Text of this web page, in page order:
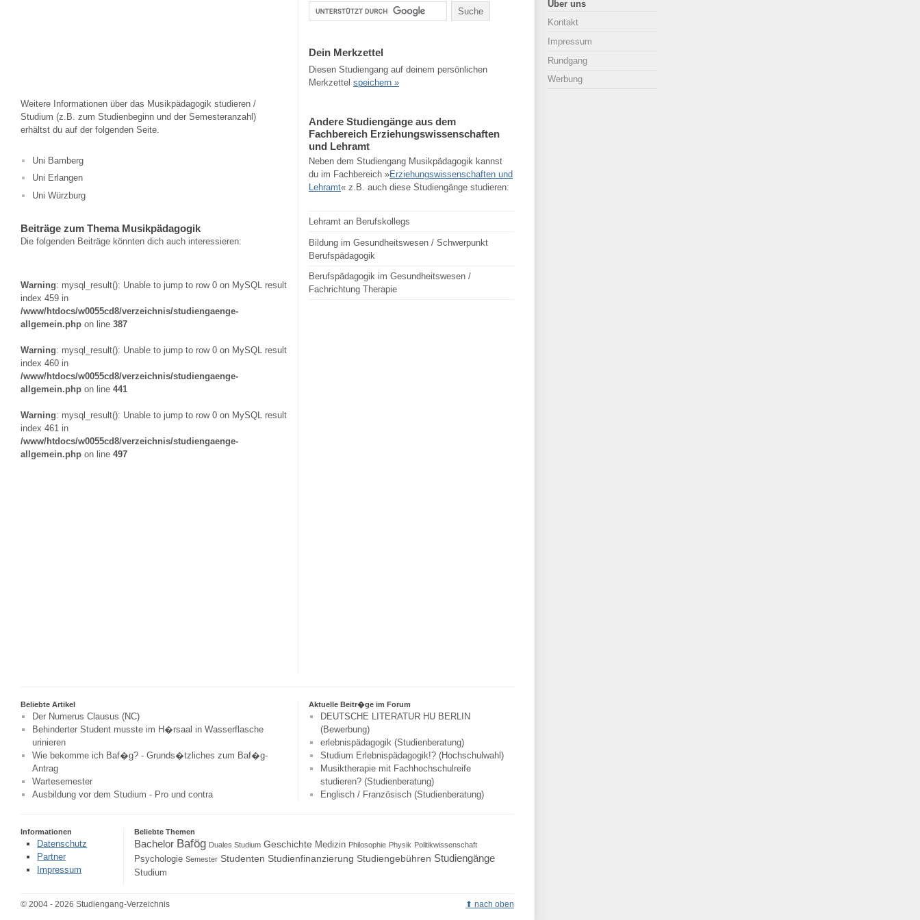
Weitere Informationen über das Musikpädagogik studieren /
Studium (z.B. zum Studienbeginn und der Semesteranzahl)
erhältst du auf der folgenden Seite.
Uni Bamberg
Uni Erlangen
Uni Würzburg
Beiträge zum Thema Musikpädagogik
Die folgenden Beiträge könnten dich auch interessieren:
Warning: mysql_result(): Unable to jump to row 0 on MySQL result
index 459 in
/www/htdocs/w0055cd8/verzeichnis/studiengaenge-
allgemein.php on line 387
Warning: mysql_result(): Unable to jump to row 0 on MySQL result
index 460 in
/www/htdocs/w0055cd8/verzeichnis/studiengaenge-
allgemein.php on line 441
Warning: mysql_result(): Unable to jump to row 0 on MySQL result
index 461 in
/www/htdocs/w0055cd8/verzeichnis/studiengaenge-
allgemein.php on line 497
Dein Merkzettel
Diesen Studiengang auf deinem persönlichen
Merkzettel speichern »
Andere Studiengänge aus dem
Fachbereich Erziehungswissenschaften
und Lehramt
Neben dem Studiengang Musikpädagogik kannst
du im Fachbereich »Erziehungswissenschaften und
Lehramt« z.B. auch diese Studiengänge studieren:
Lehramt an Berufskollegs
Bildung im Gesundheitswesen / Schwerpunkt
Berufspädagogik
Berufspädagogik im Gesundheitswesen /
Fachrichtung Therapie
Über uns
Kontakt
Impressum
Rundgang
Werbung
Beliebte Artikel
Der Numerus Clausus (NC)
Behinderter Student musste im H�rsaal in Wasserflasche
urinieren
Wie bekomme ich Baf�g? - Grunds�tzliches zum Baf�g-
Antrag
Wartesemester
Ausbildung vor dem Studium - Pro und contra
Aktuelle Beitr�ge im Forum
DEUTSCHE LITERATUR HU BERLIN
(Bewerbung)
erlebnispädagogik (Studienberatung)
Studium Erlebnispädagogik!? (Hochschulwahl)
Musiktherapie mit Fachhochschulreife
studieren? (Studienberatung)
Englisch / Französisch (Studienberatung)
Informationen
Datenschutz
Partner
Impressum
Beliebte Themen
Bachelor Bafög Duales Studium Geschichte Medizin Philosophie Physik Politikwissenschaft
Psychologie Semester Studenten Studienfinanzierung Studiengebühren Studiengänge
Studium
© 2004 - 2026 Studiengang-Verzeichnis nach oben